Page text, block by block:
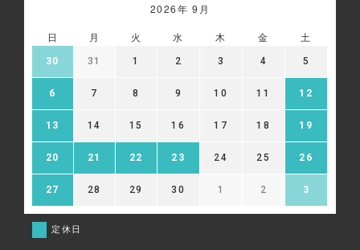
2026年 9月
日 月 火 水 木 金 土
30 31 1 2 3 4 5
6 7 8 9 10 11 12
13 14 15 16 17 18 19
20 21 22 23 24 25 26
27 28 29 30 1 2 3
定休日